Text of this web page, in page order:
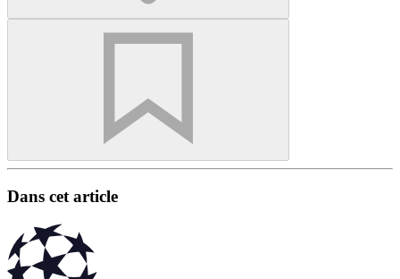
Dans cet article